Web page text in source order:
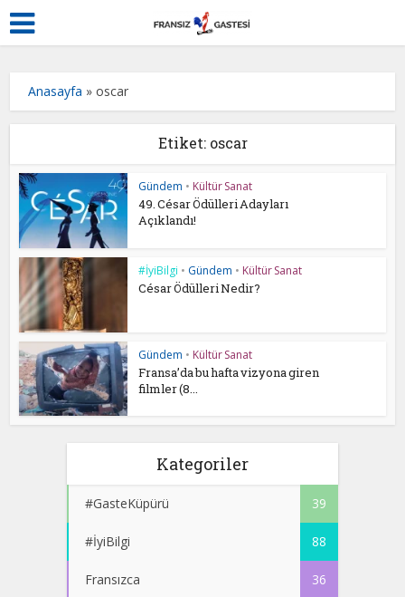
Anasayfa »oscar
Etiket: oscar
Gündem • Kültür Sanat
49. César Ödülleri Adayları
Açıklandı!
#İyiBilgi • Gündem • Kültür Sanat
César Ödülleri Nedir?
Gündem • Kültür Sanat
Fransa’da bu hafta vizyona giren
filmler (8...
Kategoriler
#GasteKüpürü 39
#İyiBilgi 88
Fransızca 36